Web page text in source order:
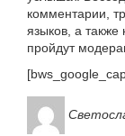
комментарии,
языков, а также
пройдут